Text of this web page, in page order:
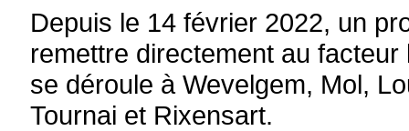
Depuis le 14 février 2022, un
remettre directement au
se déroule à Wevelgem, Mol,
Tournai et Rixensart.